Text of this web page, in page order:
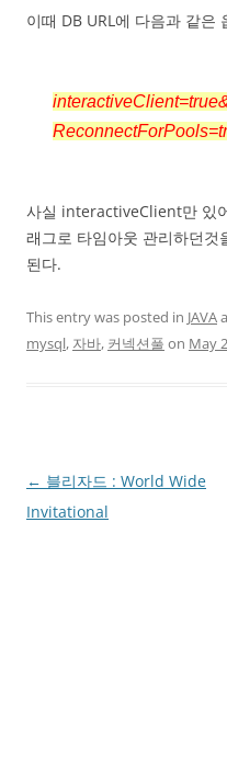
이때 DB URL에 다음과 같은
사실 interactiveClient만 있
래그로 타임아웃 관리하던것
된다.
This entry was posted in JAVA
mysql, 자바, 커넥션풀 on May
Post
navigation
← 블리자드 : World Wide
Invitational